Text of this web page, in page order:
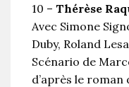
10 – Thérèse
Avec Simone
Duby, Roland
Scénario de
d’après le roman